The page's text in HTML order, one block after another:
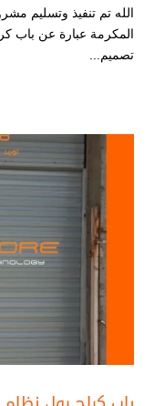
الله تم تنفيذ وتسليم
المكرمة عبارة عن باب
تصميم...